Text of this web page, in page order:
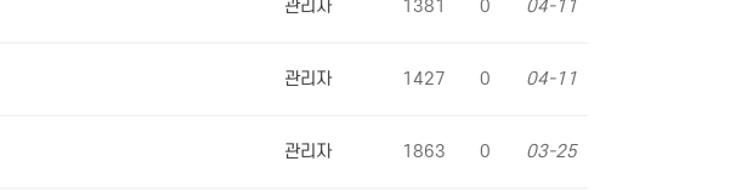
관리자 1381 0 04-11
관리자 1427 0 04-11
관리자 1863 0 03-25